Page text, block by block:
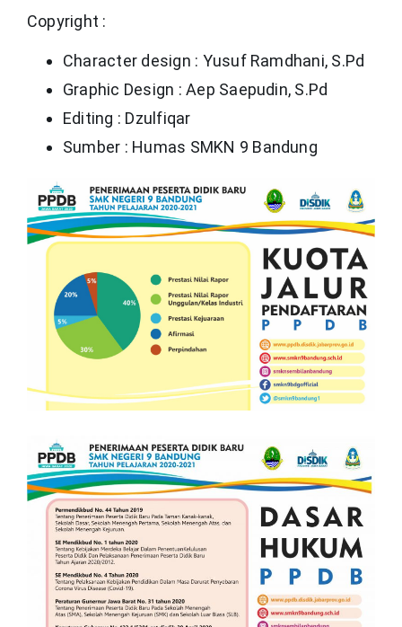
Copyright :
Character design : Yusuf Ramdhani, S.Pd
Graphic Design : Aep Saepudin, S.Pd
Editing : Dzulfiqar
Sumber : Humas SMKN 9 Bandung